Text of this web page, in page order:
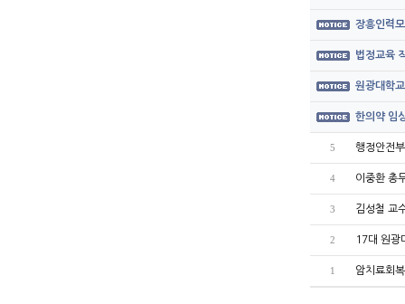
장흥인력
법정교육
원광대학
한의약 임
5 행정안전
4 이중환 총
3 김성철 교
2 17대 원광
1 암치료회